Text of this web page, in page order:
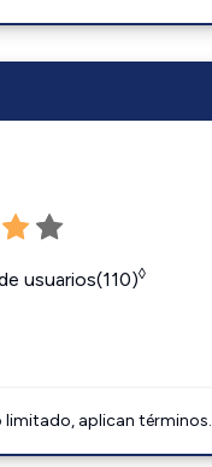
usuarios(110)◊
limitado, aplican términos.